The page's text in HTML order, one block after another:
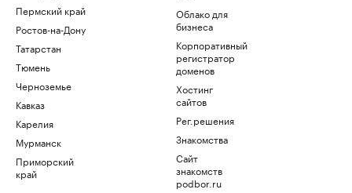
Пермский край
Ростов-на-Дону
Татарстан
Тюмень
Черноземье
Кавказ
Карелия
Мурманск
Приморский
край
Облако для
бизнеса
Корпоративный
регистратор
доменов
Хостинг
сайтов
Рег.решения
Знакомства
Сайт
знакомств
podbor.ru